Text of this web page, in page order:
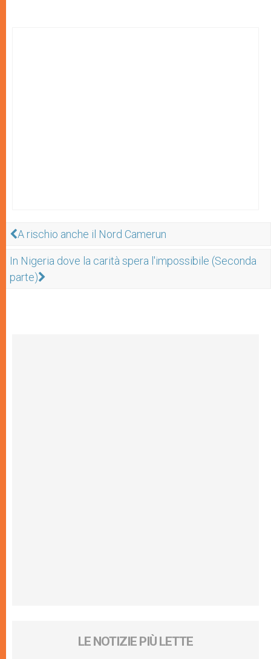
A rischio anche il Nord Camerun
In Nigeria dove la carità spera l'impossibile (Seconda
parte)
LE NOTIZIE PIÙ LETTE